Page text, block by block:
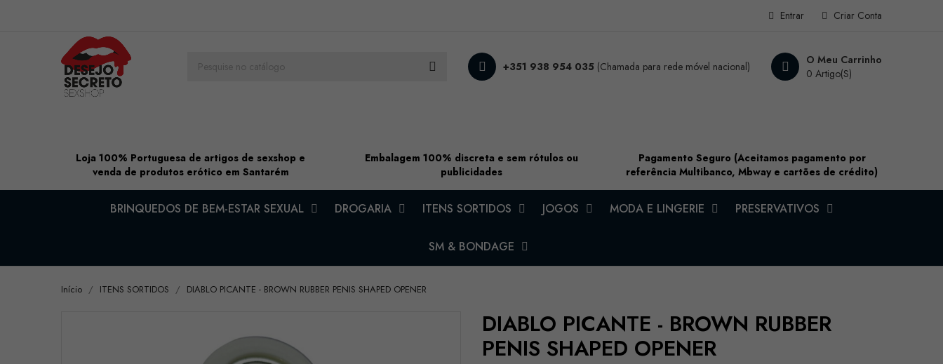
Criar Conta
Entrar
O Meu Carrinho
0 Artigo(s)
+351 938 954 035 (Chamada para rede móvel nacional)
Loja 100% Portuguesa de artigos de sexshop e
venda de produtos erótico em Santarém
Embalagem 100% discreta e sem rótulos ou
publicidades
Pagamento Seguro (Aceitamos pagamento por
referência Multibanco, Mbway e cartões de crédito)
BRINQUEDOS DE BEM-ESTAR SEXUAL DROGARIA ITENS SORTIDOS JOGOS MODA E LINGERIE PRESERVATIVOS
SM & BONDAGE
Início ITENS SORTIDOS DIABLO PICANTE - BROWN RUBBER PENIS SHAPED OPENER
DIABLO PICANTE - BROWN RUBBER
PENIS SHAPED OPENER